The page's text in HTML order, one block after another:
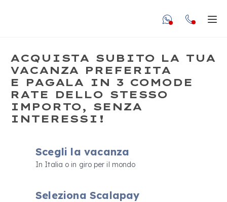
undefined
ACQUISTA SUBITO LA TUA
VACANZA PREFERITA
E PAGALA IN 3 COMODE
RATE DELLO STESSO
IMPORTO, SENZA
INTERESSI!
Scegli la vacanza
In Italia o in giro per il mondo
Seleziona Scalapay